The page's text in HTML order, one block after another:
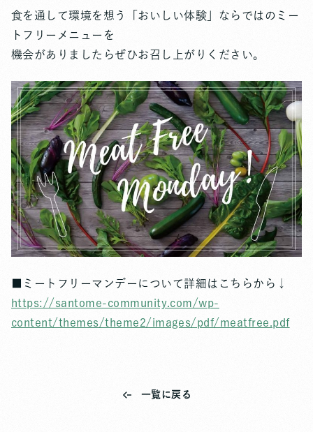
食を通して環境を想う「おいしい体験」ならではのミー
トフリーメニューを
機会がありましたらぜひお召し上がりください。
■ミートフリーマンデーについて詳細はこちらから↓
https://santome-community.com/wp-
content/themes/theme2/images/pdf/meatfree.pdf
一覧に戻る